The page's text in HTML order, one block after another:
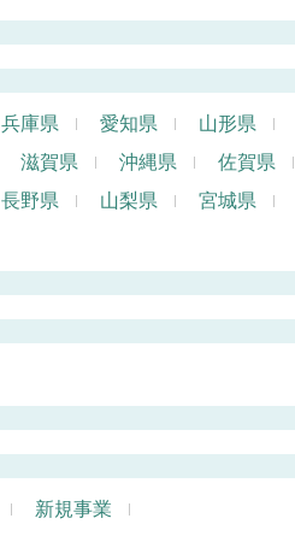
兵庫県 愛知県
山形県
滋賀県 沖縄県
佐賀県
長野県 山梨県
宮城県
新規事業